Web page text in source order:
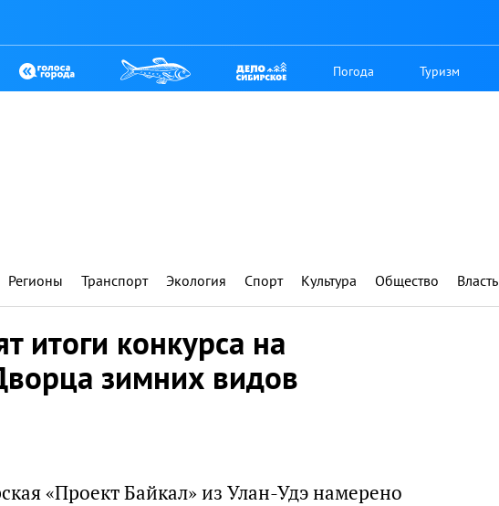
Погода Туризм
Регионы Транспорт Экология Спорт Культура Общество Власть
итоги конкурса на
зимних видов
«Проект Байкал» из Улан-Удэ намерено